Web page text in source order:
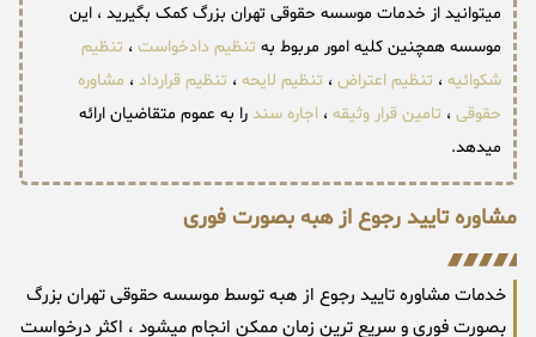
میتوانید از خدمات موسسه حقوقی تهران بزرگ کمک بگیرید ، این
موسسه همچنین کلیه امور مربوط به تنظیم دادخواست ، تنظیم
شکوائیه ، تنظیم اعتراض ، تنظیم لایحه ، تنظیم قرارداد ، مشاوره
حقوقی ، تامین قرار وثیقه ، اجاره سند را به عموم متقاضیان ارائه
میدهد.
مشاوره تایید رجوع از هبه بصورت فوری
خدمات مشاوره تایید رجوع از هبه توسط موسسه حقوقی تهران بزرگ
بصورت فوری و سریع ترین زمان ممکن انجام میشود ، اکثر درخواست